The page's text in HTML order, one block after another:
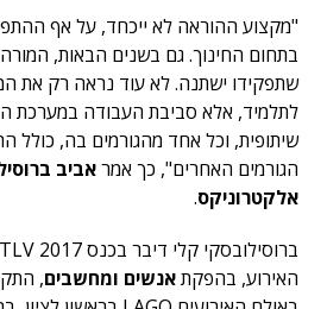
"מקצוע ההוראה לא ייכחד, על אף
בתחום החינוך. גם בשנים הבאות,
שתפקידו ישתנה. לא עוד נראה רק את
לתלמיד, אלא סביבת העבודה במערכת
שיתופית, וכל אחד מהגורמים בה, כולל
הגורמים האחרים", כך אמראביב
אלקטרוניקס.
האירוע, בהפקתאנשים ומחשבים,